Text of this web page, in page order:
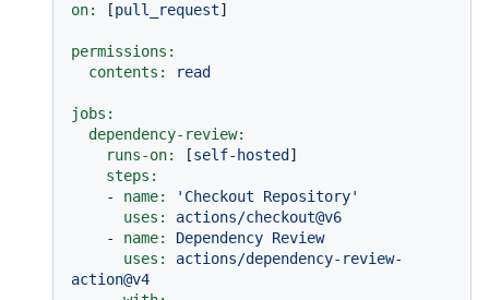
on:
[pull_request]
permissions:
contents:
read
jobs:
dependency-review:
runs-on:
[self-hosted ]
steps:
-
name:
'Checkout Repository'
uses:
actions/checkout@v6
-
name: Dependency Review
uses:
actions/dependency-review-
action@v4